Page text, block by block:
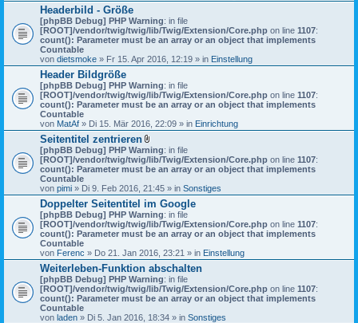
Headerbild - Größe
[phpBB Debug] PHP Warning: in file
[ROOT]/vendor/twig/twig/lib/Twig/Extension/Core.php on line 1107:
count(): Parameter must be an array or an object that implements
Countable
von dietsmoke » Fr 15. Apr 2016, 12:19 » in Einstellung
Header Bildgröße
[phpBB Debug] PHP Warning: in file
[ROOT]/vendor/twig/twig/lib/Twig/Extension/Core.php on line 1107:
count(): Parameter must be an array or an object that implements
Countable
von MatAf » Di 15. Mär 2016, 22:09 » in Einrichtung
Seitentitel zentrieren
D
a
t
i
a
n
h
a
n
[phpBB Debug] PHP Warning: in file
[ROOT]/vendor/twig/twig/lib/Twig/Extension/Core.php on line 1107:
count(): Parameter must be an array or an object that implements
Countable
von pimi » Di 9. Feb 2016, 21:45 » in Sonstiges
Doppelter Seitentitel im Google
[phpBB Debug] PHP Warning: in file
[ROOT]/vendor/twig/twig/lib/Twig/Extension/Core.php on line 1107:
count(): Parameter must be an array or an object that implements
Countable
von Ferenc » Do 21. Jan 2016, 23:21 » in Einstellung
Weiterleben-Funktion abschalten
[phpBB Debug] PHP Warning: in file
[ROOT]/vendor/twig/twig/lib/Twig/Extension/Core.php on line 1107:
count(): Parameter must be an array or an object that implements
Countable
von laden » Di 5. Jan 2016, 18:34 » in Sonstiges